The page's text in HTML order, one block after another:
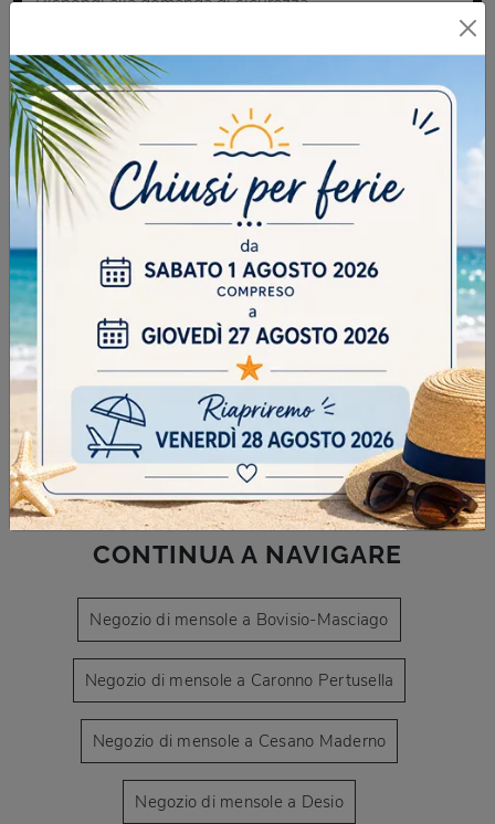
SFOGLIA I NOSTRI CATALOGHI
CONTINUA A NAVIGARE
Negozio di mensole a Bovisio-Masciago
Negozio di mensole a Caronno Pertusella
Negozio di mensole a Cesano Maderno
Negozio di mensole a Desio
INVIA